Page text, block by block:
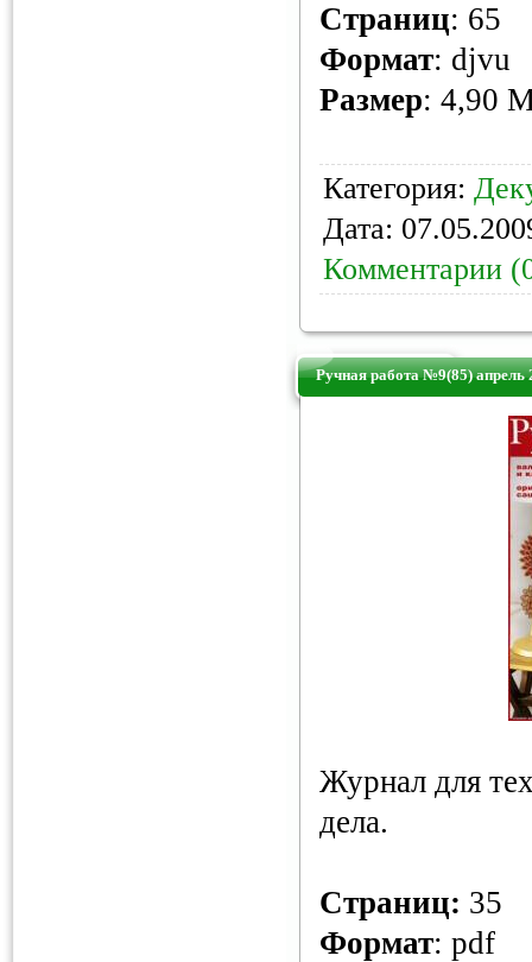
Страниц: 65
Формат: djvu
Размер: 4,90
Категория:
Дата:
Комментарии
Ручная работа №9(85) апрель
Журнал для
дела.
Страниц: 35
Формат: pdf